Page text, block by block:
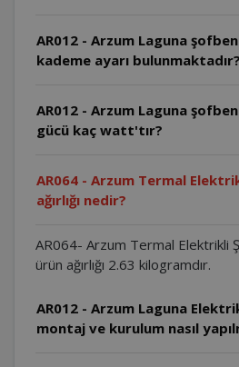
AR012 - Arzum Laguna
kademe ayarı bulunmaktadır?
AR012 - Arzum Laguna
gücü kaç watt'tır?
AR064 - Arzum Termal
ağırlığı nedir?
AR064- Arzum Termal Elektrikli
ürün ağırlığı 2.63 kilogramdır.
AR012 - Arzum Laguna
montaj ve kurulum nasıl